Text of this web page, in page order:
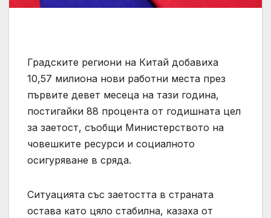
Градските региони на Китай добавиха
10,57 милиона нови работни места през
първите девет месеца на тази година,
постигайки 88 процента от годишната цел
за заетост, съобщи Министерството на
човешките ресурси и социалното
осигуряване в сряда.
Ситуацията със заетостта в страната
остава като цяло стабилна, казаха от